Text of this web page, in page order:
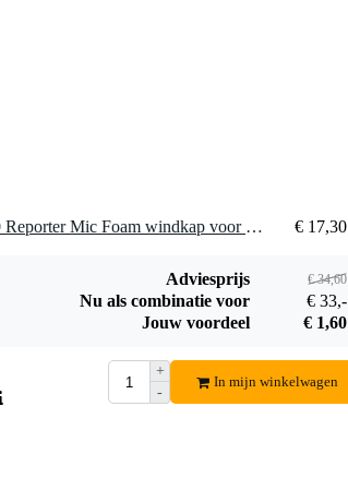
2 x Rycote 35-50 Reporter Mic Foam windkap voor diverse microfoons € 17,30
Adviesprijs € 34,60
Nu als combinatie voor
€ 33,-
Jouw voordeel
€ 1,60
+
-
In mijn winkelwagen